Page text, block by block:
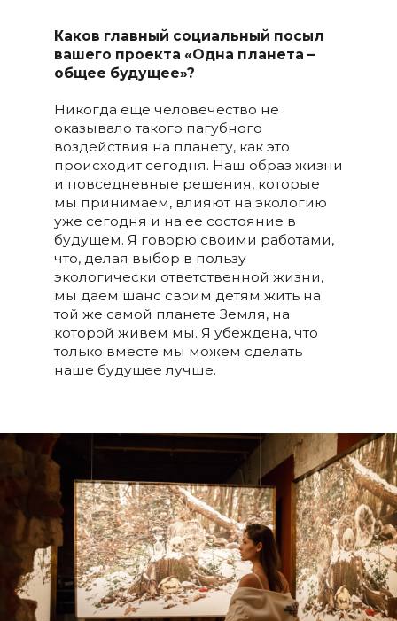
Каков главный социальный посыл
вашего проекта «Одна планета –
общее будущее»?
Никогда еще человечество не
оказывало такого пагубного
воздействия на планету, как это
происходит сегодня. Наш образ жизни
и повседневные решения, которые
мы принимаем, влияют на экологию
уже сегодня и на ее состояние в
будущем. Я говорю своими работами,
что, делая выбор в пользу
экологически ответственной жизни,
мы даем шанс своим детям жить на
той же самой планете Земля, на
которой живем мы. Я убеждена, что
только вместе мы можем сделать
наше будущее лучше.